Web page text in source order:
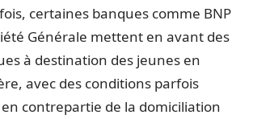
certaines banques comme BNP
Générale mettent en avant des
à destination des jeunes en
avec des conditions parfois
contrepartie de la domiciliation